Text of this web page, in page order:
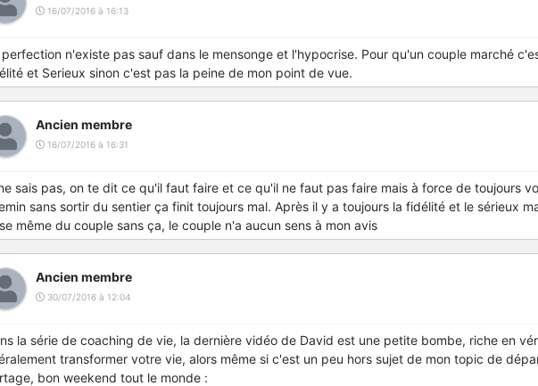
16/07/2016 à 16:13
perfection n'existe pas sauf dans le mensonge et l'hypocrise. Pour qu'un couple marché
et Serieux sinon c'est pas la peine de mon point de vue.
Ancien membre
16/07/2016 à 16:31
sais pas, on te dit ce qu'il faut faire et ce qu'il ne faut pas faire mais à force de toujours
sans sortir du sentier ça finit toujours mal. Après il y a toujours la fidélité et le sérieux
même du couple sans ça, le couple n'a aucun sens à mon avis
Ancien membre
30/07/2016 à 12:04
la série de coaching de vie, la dernière vidéo de David est une petite bombe, riche en
transformer votre vie, alors même si c'est un peu hors sujet de mon topic de
bon weekend tout le monde :